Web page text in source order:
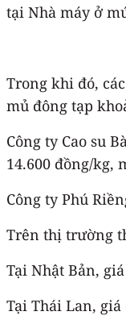
tại Nhà máy ở
Trong khi đó,
mủ đông tạp
Công ty Cao su
14.600 đồng/kg,
Công ty Phú
Trên thị trường
Tại Nhật Bản,
Tại Thái Lan,